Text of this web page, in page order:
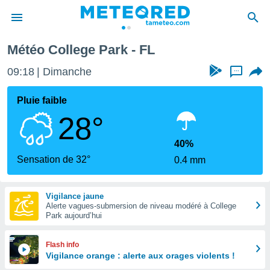
de
par
Météo College Park - FL
09:18 Dimanche ...
Pluie faible
28°
Sensation de 32°
40%
0.4 mm
Vigilance jaune
Alerte vagues-submersion de niveau modéré à College
Park aujourd’hui
Flash info
Vigilance orange : alerte aux orages violents !